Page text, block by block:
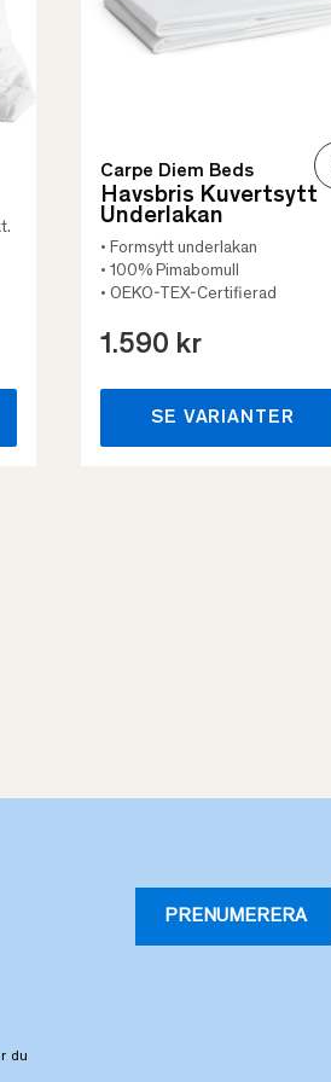
Carpe Diem Beds
Havsbris Kuvertsytt
Underlakan
• Formsytt underlakan
• 100% Pimabomull
• OEKO-TEX-Certifierad
1.590 kr
SE VARIANTER
PRENUMERERA
du